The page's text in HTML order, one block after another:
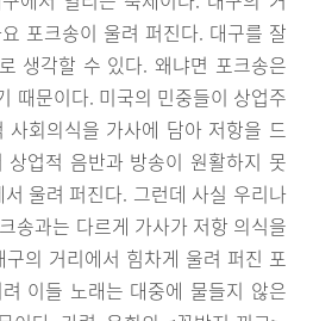
포크송이 울려 퍼진다. 대구를 잘
생각할 수 있다. 왜냐면 포크송은
때문이다. 미국의 민중들이 상업주
사회의식을 가사에 담아 저항을 드
상업적 음반과 방송이 원활하지 못
울려 퍼진다. 그런데 사실 우리나
송과는 다르게 가사가 저항 의식을
의 거리에서 힘차게 울려 퍼진 포
이들 노래는 대중에 물들지 않은